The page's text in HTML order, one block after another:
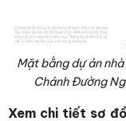
Mặt bằng dự án
Chánh Đường
Xem chi tiết sơ